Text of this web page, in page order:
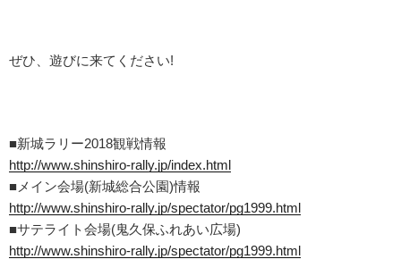
ぜひ、遊びに来てください!
■新城ラリー2018観戦情報
http://www.shinshiro-rally.jp/index.html
■メイン会場(新城総合公園)情報
http://www.shinshiro-rally.jp/spectator/pg1999.html
■サテライト会場(鬼久保ふれあい広場)
http://www.shinshiro-rally.jp/spectator/pg1999.html